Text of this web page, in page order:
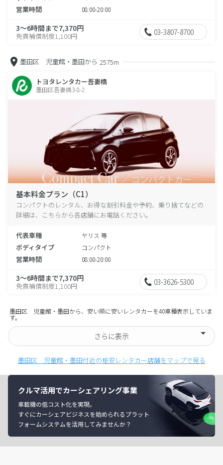
営業時間 08:00-20:00
3～6時間まで7,370円
免責補償制度1,100円 03-3807-8700
墨田区 児童館・墨田から 2575m
トヨタレンタカー吾妻橋
墨田区吾妻橋3-8-2
基本料金プラン（C1）
コンパクトのレンタル、お得な割引料金や予約、乗り捨てなどの
詳細は、こちらから各店舗にお電話ください。
代表車種 ヤリス 等
ボディタイプ コンパクト
営業時間 08:00-20:00
3～6時間まで7,370円
免責補償制度1,100円 03-3626-5300
墨田区 児童館・墨田から、安い順に安いレンタカーを40車種表示していま
す。
さらに表示
墨田区 児童館・墨田付近の格安レンタカー店舗をマップで見る
クルマ活用でカーシェアリング事業
車載機の低コスト化を実現。
すぐにカーシェアビジネスを始められるプラット
フォームシステムを活用してみませんか？